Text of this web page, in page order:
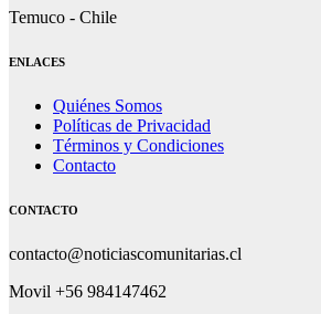
Temuco - Chile
ENLACES
Quiénes Somos
Políticas de Privacidad
Términos y Condiciones
Contacto
CONTACTO
contacto@noticiascomunitarias.cl
Movil +56 984147462